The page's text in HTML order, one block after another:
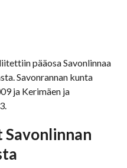
pääosa Savonlinnaa
Savonrannan kunta
ja Kerimäen ja